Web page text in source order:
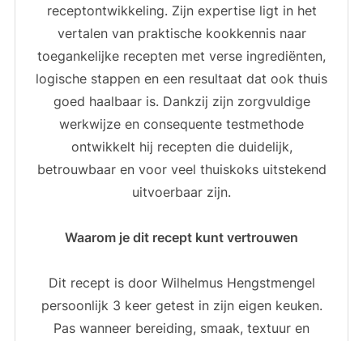
receptontwikkeling. Zijn expertise ligt in het
vertalen van praktische kookkennis naar
toegankelijke recepten met verse ingrediënten,
logische stappen en een resultaat dat ook thuis
goed haalbaar is. Dankzij zijn zorgvuldige
werkwijze en consequente testmethode
ontwikkelt hij recepten die duidelijk,
betrouwbaar en voor veel thuiskoks uitstekend
uitvoerbaar zijn.
Waarom je dit recept kunt vertrouwen
Dit recept is door Wilhelmus Hengstmengel
persoonlijk 3 keer getest in zijn eigen keuken.
Pas wanneer bereiding, smaak, textuur en